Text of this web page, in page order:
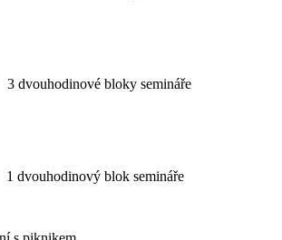
dvouhodinové bloky semináře
dvouhodinový blok semináře